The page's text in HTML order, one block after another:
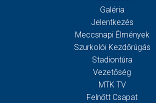
Galéria
Jelentkezés
Meccsnapi Élmények
Szurkolói Kezdőrúgás
Stadiontúra
Vezetőség
MTK TV
Felnőtt Csapat